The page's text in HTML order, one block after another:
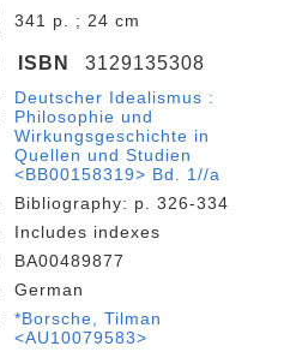
341 p. ; 24 cm
ISBN 3129135308
Deutscher Idealismus :
Philosophie und
Wirkungsgeschichte in
Quellen und Studien
<BB00158319> Bd. 1//a
Bibliography: p. 326-334
Includes indexes
BA00489877
German
*Borsche, Tilman
<AU10079583>